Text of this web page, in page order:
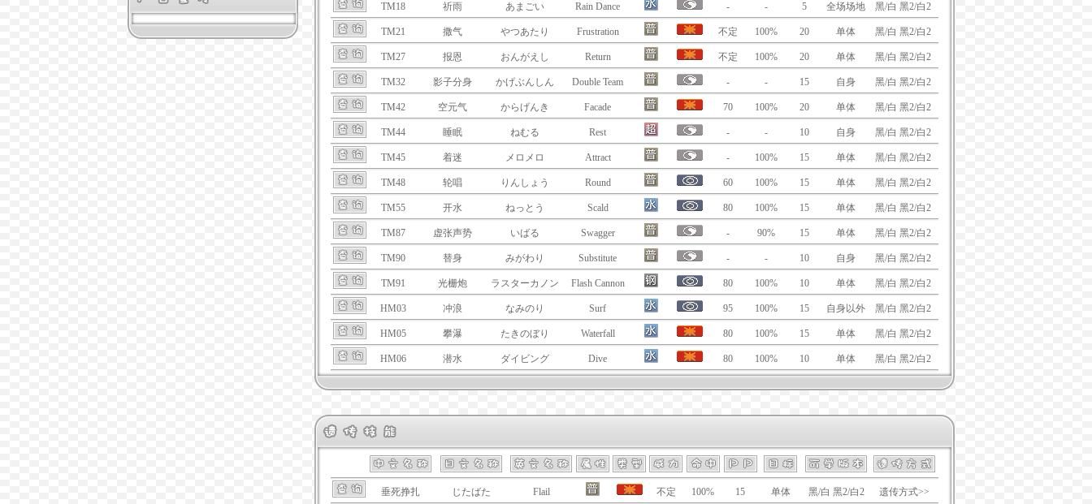
TM18 祈雨 あまごい Rain Dance - - 5 全场场地 黑/白 黑2/白2
TM21 撒气 やつあたり Frustration 不定 100% 20 单体 黑/白 黑2/白2
TM27 报恩 おんがえし Return 不定 100% 20 单体 黑/白 黑2/白2
TM32 影子分身 かげぶんしん Double Team - - 15 自身 黑/白 黑2/白2
TM42 空元气 からげんき Facade 70 100% 20 单体 黑/白 黑2/白2
TM44 睡眠 ねむる Rest - - 10 自身 黑/白 黑2/白2
TM45 着迷 メロメロ Attract - 100% 15 单体 黑/白 黑2/白2
TM48 轮唱 りんしょう Round 60 100% 15 单体 黑/白 黑2/白2
TM55 开水 ねっとう Scald 80 100% 15 单体 黑/白 黑2/白2
TM87 虚张声势 いばる Swagger - 90% 15 单体 黑/白 黑2/白2
TM90 替身 みがわり Substitute - - 10 自身 黑/白 黑2/白2
TM91 光栅炮 ラスターカノン Flash Cannon 80 100% 10 单体 黑/白 黑2/白2
HM03 冲浪 なみのり Surf 95 100% 15 自身以外 黑/白 黑2/白2
HM05 攀瀑 たきのぼり Waterfall 80 100% 15 单体 黑/白 黑2/白2
HM06 潜水 ダイビング Dive 80 100% 10 单体 黑/白 黑2/白2
垂死挣扎 じたばた Flail 不定 100% 15 单体 黑/白 黑2/白2 遗传方式>>